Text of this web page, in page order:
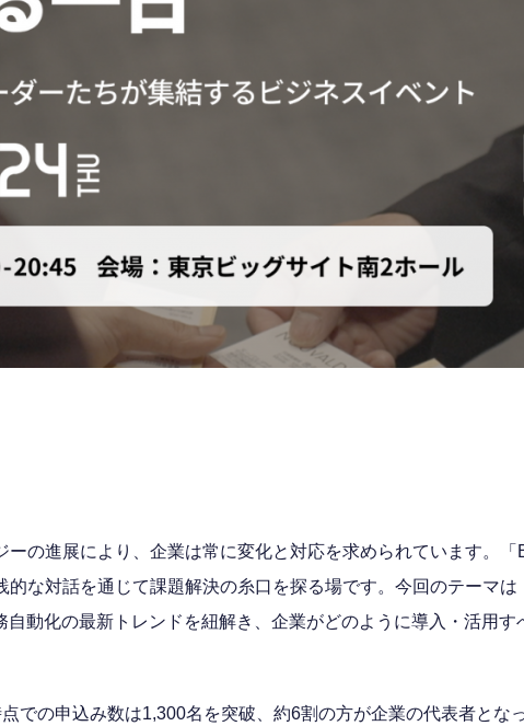
の進展により、企業は常に変化と対応を求められています。
な対話を通じて課題解決の糸口を探る場です。今回のテーマ
動化の最新トレンドを紐解き、企業がどのように導入・活用
での申込み数は1,300名を突破、約6割の方が企業の代表者とな